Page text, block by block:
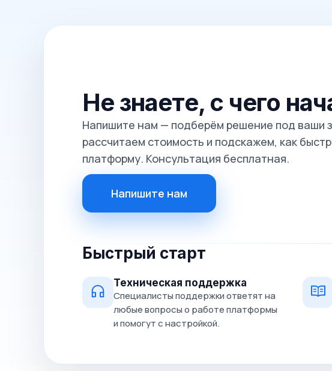
Не знаете, с чего
Напишите нам — подберём решение под ваши
рассчитаем стоимость и подскажем, как
платформу. Консультация бесплатная.
Напишите нам
Быстрый старт
Техническая поддержка
Специалисты поддержки ответят на
любые вопросы о работе платформы
и помогут с настройкой.